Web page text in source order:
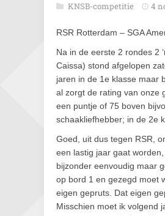
KNSB-competitie 4
RSR Rotterdam – SGA
Na in de eerste 2 rondes 2
Caissa) stond afgelopen
jaren in de 1e klasse maar
al zorgt de rating van onze
een puntje of 75 boven
schaakliefhebber; in de 2e
Goed, uit dus tegen RSR,
een lastig jaar gaat
bijzonder eenvoudig maar
op bord 1 en gezegd moet
eigen gepruts. Dat eigen
Misschien moet ik volgend